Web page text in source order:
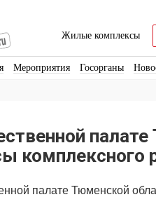
Жилые комплексы
Мероприятия Госорганы
комплексного
палате Тюменской